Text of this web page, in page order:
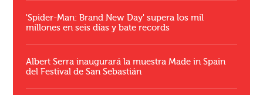
'Spider-Man: Brand New Day' supera los mil
millones en seis días y bate records
Albert Serra inaugurará la muestra Made in Spain
del Festival de San Sebastián